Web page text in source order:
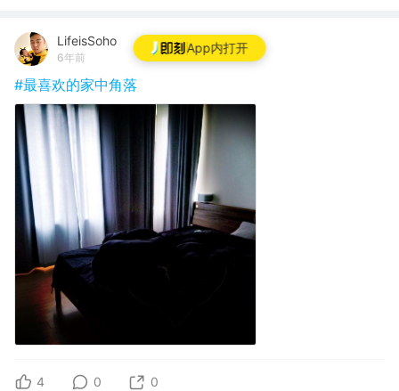
App内打开
LifeisSoho
6年前
#最喜欢的家中角落
4 0 0